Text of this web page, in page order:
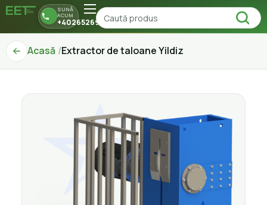
SUNĂ
ACUM
+40265269150
Acasă Extractor de taloane Yildiz